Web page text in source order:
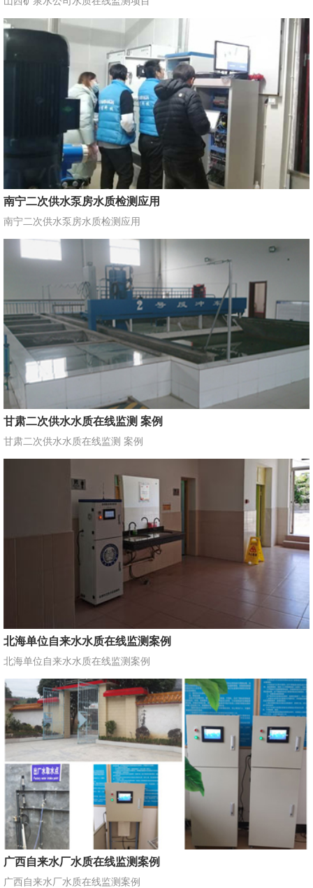
南宁二次供水泵房水质检测应用
南宁二次供水泵房水质检测应用
甘肃二次供水水质在线监测 案例
甘肃二次供水水质在线监测 案例
北海单位自来水水质在线监测案例
北海单位自来水水质在线监测案例
广西自来水厂水质在线监测案例
广西自来水厂水质在线监测案例